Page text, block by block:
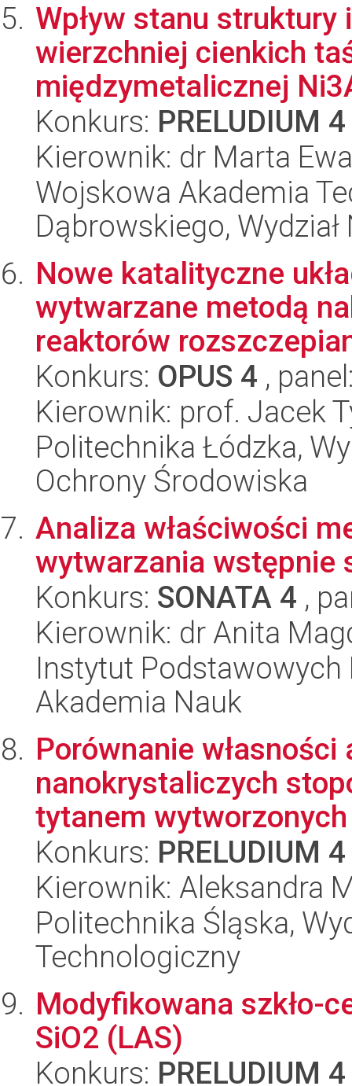
Wpływ stanu
wierzchniej cienkich
międzymetalicznej
Konkurs: PRELUDIUM 4
Kierownik: dr Marta
Wojskowa Akademia
Dąbrowskiego,
Nowe katalityczne
wytwarzane metodą
reaktorów
Konkurs: OPUS 4 ,
Kierownik: prof. Jacek
Politechnika Łódzka,
Ochrony Środowiska
Analiza właściwości
wytwarzania wstępnie
Konkurs: SONATA 4 ,
Kierownik: dr Anita
Instytut
Akademia Nauk
Porównanie
nanokrystaliczych
tytanem
Konkurs: PRELUDIUM 4
Kierownik: Aleksandra
Politechnika Śląska,
Technologiczny
Modyfikowana szkło-
SiO2 (LAS)
Konkurs: PRELUDIUM 4